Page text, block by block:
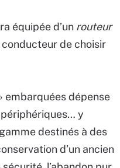
équipée d’un routeur
conducteur de choisir
embarquées dépense
y
destinés à des
d’un ancien